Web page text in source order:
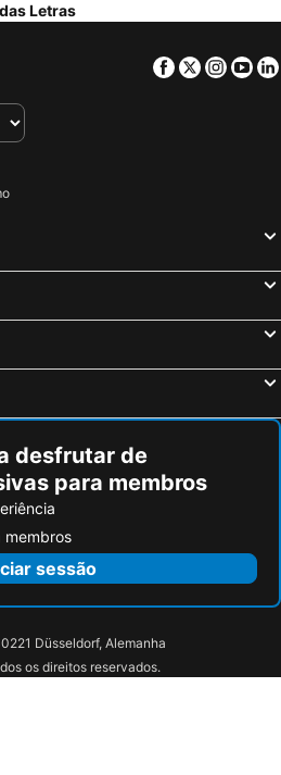
São Sebastião do Rio Verde, Minas Gerais Hotéis
Serro, Minas Gerais Hotéis
Letras
Facebook
Twitter
desfrutar de
para membros
membros
sessão
Düsseldorf, Alemanha
os direitos reservados.